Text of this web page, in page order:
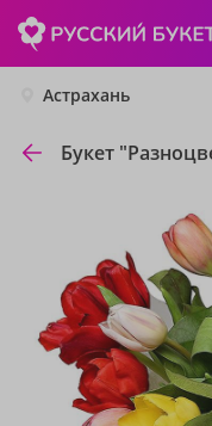
Астрахань
Букет